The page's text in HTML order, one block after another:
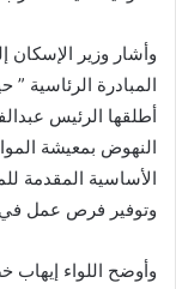
وأشار وزير الإسكان
المبادرة الرئاسية
أطلقها الرئيس
النهوض بمعيشة
الأساسية المقدمة
وتوفير فرص عمل في
وأوضح اللواء إيهاب